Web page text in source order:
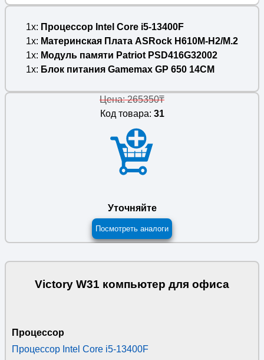
1x
Процессор Intel Core i5-13400F
1x
Материнская Плата ASRock H610M-H2/M.2
1x
Модуль памяти Patriot PSD416G32002
1x
Блок питания Gamemax GP 650 14CM
Цена: 265350₸
Код товара: 31
Уточняйте
Посмотреть аналоги
Victory W31 компьютер для офиса
Процессор
Процессор Intel Core i5-13400F